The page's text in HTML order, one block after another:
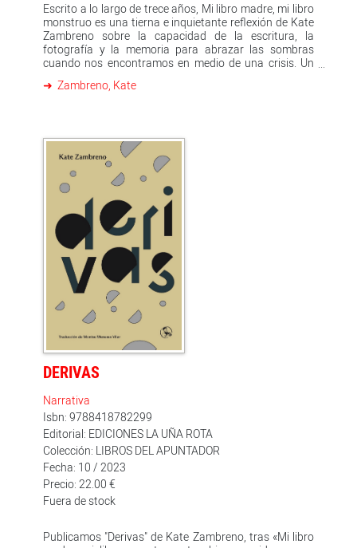
Escrito a lo largo de trece años, Mi libro madre, mi libro
monstruo es una tierna e inquietante reflexión de Kate
Zambreno sobre la capacidad de la escritura, la
fotografía y la memoria para abrazar las sombras
cuando nos encontramos en medio de una crisis. Un
que traza una búsqueda incesante por registrar las
pensamientos críticos a modo de apuntes de Roland
Barthes, Louise Bourgeois, Henry Darger, Theresa Hak
Kyung Cha, Peter Handke, entre otros, que la autora
logra integrar en la propia vivencia, aunando así
autobiografía, dolor e infancia con la sensación de
hacernos entrar en un espacio sagrado.
Zambreno, Kate
DERIVAS
Narrativa
Isbn: 9788418782299
Editorial: EDICIONES LA UÑA ROTA
Colección: LIBROS DEL APUNTADOR
Fecha: 10 / 2023
Precio: 22.00 €
Fuera de stock
Publicamos "Derivas" de Kate Zambreno, tras «Mi libro